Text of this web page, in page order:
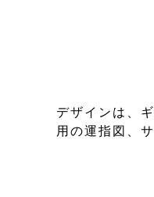
デザインは、
用の運指図、